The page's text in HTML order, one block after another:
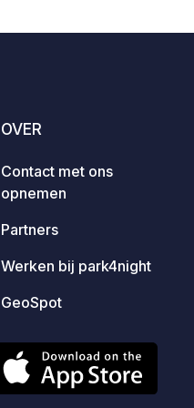
OVER
Contact met ons
opnemen
Partners
Werken bij park4night
GeoSpot